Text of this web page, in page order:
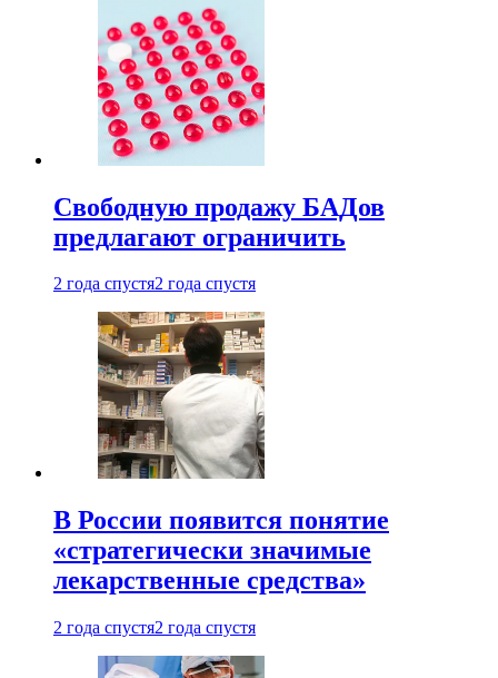
Свободную продажу БАДов
предлагают ограничить
2 года спустя2 года спустя
В России появится понятие
«стратегически значимые
лекарственные средства»
2 года спустя2 года спустя